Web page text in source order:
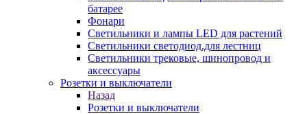
батарее
Фонари
Светильники и лампы LED для растений
Светильники светодиод.для лестниц
Светильники трековые, шинопровод и
аксессуары
Розетки и выключатели
Назад
Розетки и выключатели